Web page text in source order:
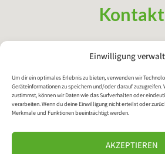
Einwilligung
Um dir ein optimales Erlebnis zu bieten, verwenden wir
Geräteinformationen zu speichern und/oder darauf zuzugreifen.
zustimmst, können wir Daten wie das Surfverhalten oder
verarbeiten. Wenn du deine Einwilligung nicht erteilst oder
Merkmale und Funktionen beeinträchtigt werden.
AKZEPTIEREN
Kontakt
Regionale Arbeitsgemeinschaft
e.V.
info@rabulo.de